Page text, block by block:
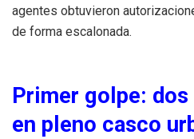
agentes obtuvieron
de forma escalonada.
Primer golpe:
en pleno casco